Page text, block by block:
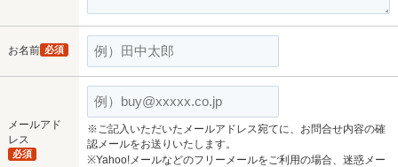
お名前 必須
メールアド
レス
必須
※ご記入いただいたメールアドレス宛てに、お問合せ内容の確
認メールをお送りいたします。
※Yahoo!メールなどのフリーメールをご利用の場合、迷惑メー